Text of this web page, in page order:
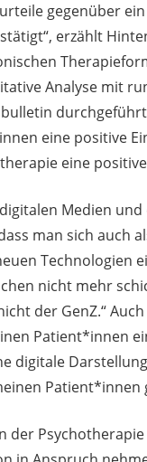
gegenüber
erzählt
Analyse mit
eine positive
eine
Medien
man sich auch
Technologien
nicht mehr
der GenZ.“
Patient*innen
digitale
der